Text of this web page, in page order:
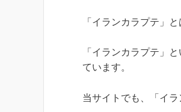
「イランカラプテ」
「イランカラプテ」
ています。
当サイトでも、「イ